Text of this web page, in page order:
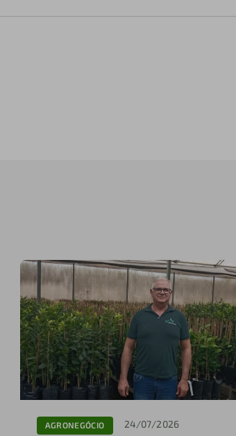
AGRONEGÓCIO 24/07/2026